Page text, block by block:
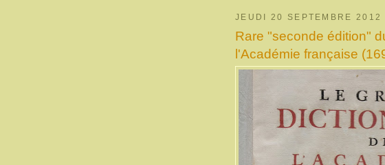
JEUDI 20 SEPTEMBRE 2012
Rare "seconde édition"
l'Académie française